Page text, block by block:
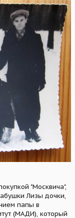
"Москвича",
Лизы дочки,
папы в
(МАДИ), который